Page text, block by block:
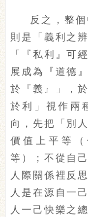
反之，整
則是「義利之
「『私利』可
展成為『道德
於『義』」，
於利」視作兩
向，先把「別
價值上平等
等）；不從自
人際關係裡反
人是在源自一
人一己快樂之